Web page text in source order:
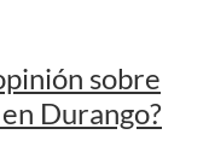
sobre
Durango?